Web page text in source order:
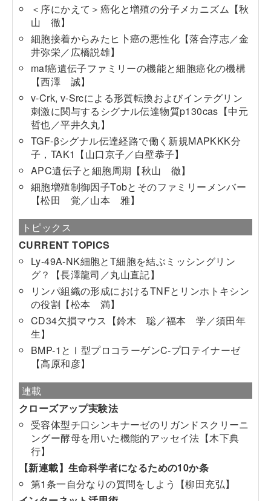
＜序にかえて＞癌化と増殖の分子メカニズム【秋
山 徹】
細胞接着からみたヒ卜癌の悪性化【落合淳志／金
井弥栄／広橋説雄】
maf癌遺伝子ファミリーの機能と細胞癌化の機構
【西澤 誠】
v-Crk, v-Srcによる形質転換およびインテグリン
刺激に関与するシグナル伝達物質p130cas【中元
哲也／平井久丸】
TGF-βシグナル伝達経路で働く新規MAPKKK分
子，TAK1【山口京子／白壁恭子】
APC遺伝子と細胞周期【秋山 徹】
細胞増殖制御因子Tobとそのファミリーメンバー
【松田 覚／山本 雅】
トピックス
CURRENT TOPICS
Ly-49A-NK細胞とT細胞を結ぶミッシングリン
グ？【長澤龍司／丸山直記】
リンパ組織の形成におけるTNFとリンホトキシン
の役割【松本 満】
CD34欠損マウス【鈴木 聡／福本 学／須田年
生】
BMP-1とⅠ型プロコラーゲンC-プ口テイナーゼ
【高原和彦】
連載
クローズアップ実験法
受容体型チ口シンキナーゼのリガンドスクリーニ
ングー酵母を用いた機能的アッセイ法【木下典
行】
【新連載】生命科学者になるための10か条
第1条一自分なりの質問をしよう【柳田充弘】